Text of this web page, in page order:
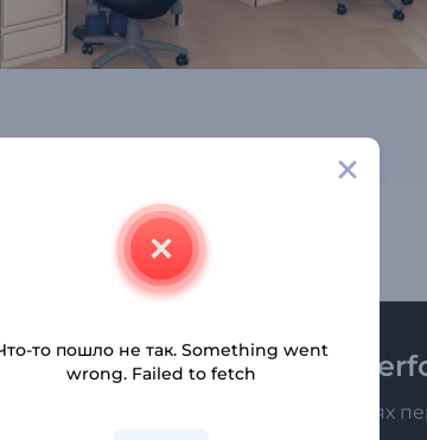
к рассылке
новостях и новых предложениях
то пошло не так. Something went
wrong. Failed to fetch